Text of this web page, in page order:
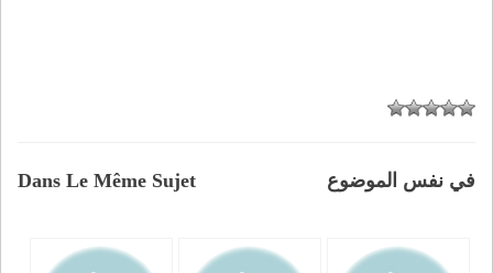
Dans Le Même Sujet في نفس الموضوع